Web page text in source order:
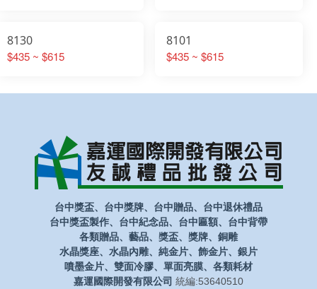
8130
$435 ~ $615
8101
$435 ~ $615
台中獎盃、台中獎牌、台中贈品、台中退休禮品
台中獎盃製作、台中紀念品、台中匾額、台中背帶
各類贈品、藝品、獎盃、獎牌、銅雕
水晶獎座、水晶內雕、純金片、飾金片、銀片
噴墨金片、雙面冷膠、單面亮膜、各類耗材
嘉運國際開發有限公司 統編:53640510